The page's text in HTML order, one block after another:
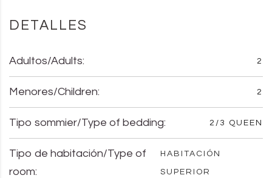
DETALLES
Adultos/Adults: 2
Menores/Children: 2
Tipo sommier/Type of bedding: 2/3 QUEEN
Tipo de habitación/Type of
room:
HABITACIÓN
SUPERIOR